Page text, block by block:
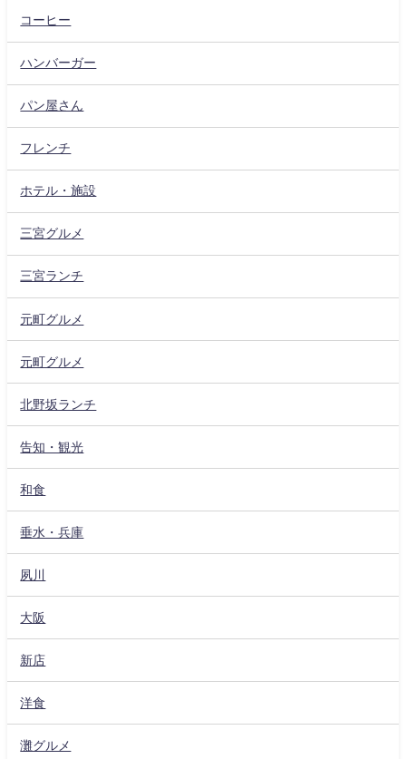
コーヒー
ハンバーガー
パン屋さん
フレンチ
ホテル・施設
三宮グルメ
三宮ランチ
元町グルメ
元町グルメ
北野坂ランチ
告知・観光
和食
垂水・兵庫
夙川
大阪
新店
洋食
灘グルメ